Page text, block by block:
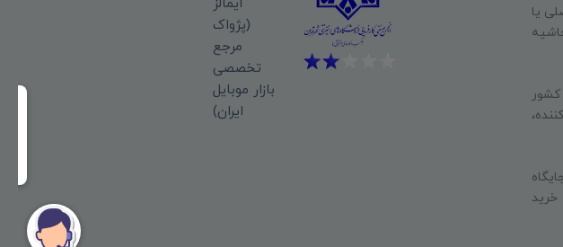
یا
خرید